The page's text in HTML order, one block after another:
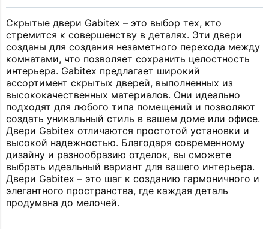
Cкрытые двери Gabitex – это выбор тех, кто
стремится к совершенству в деталях. Эти двери
созданы для создания незаметного перехода между
комнатами, что позволяет сохранить целостность
интерьера. Gabitex предлагает широкий
ассортимент скрытых дверей, выполненных из
высококачественных материалов. Они идеально
подходят для любого типа помещений и позволяют
создать уникальный стиль в вашем доме или офисе.
Двери Gabitex отличаются простотой установки и
высокой надежностью. Благодаря современному
дизайну и разнообразию отделок, вы сможете
выбрать идеальный вариант для вашего интерьера.
Двери Gabitex – это шаг к созданию гармоничного и
элегантного пространства, где каждая деталь
продумана до мелочей.